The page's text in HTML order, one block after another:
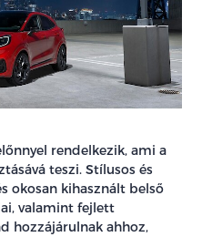
rendelkezik, ami a
teszi. Stílusos és
okosan kihasznált belső
valamint fejlett
hozzájárulnak ahhoz,